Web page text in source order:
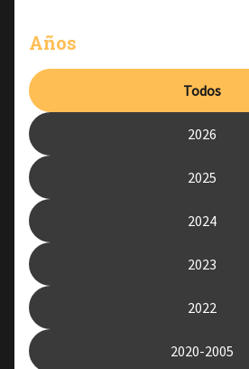
Años
Todos
2026
2025
2024
2023
2022
2020-2005